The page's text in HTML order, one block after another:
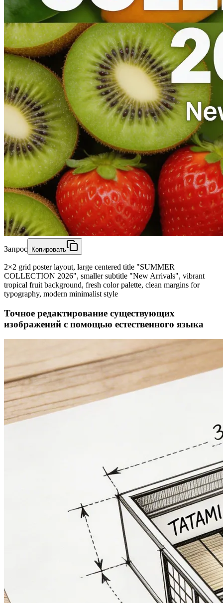
Запрос Копировать
2×2 grid poster layout, large centered title "SUMMER
COLLECTION 2026", smaller subtitle "New Arrivals", vibrant
tropical fruit background, fresh color palette, clean margins for
typography, modern minimalist style
Точное редактирование существующих
изображений с помощью естественного языка